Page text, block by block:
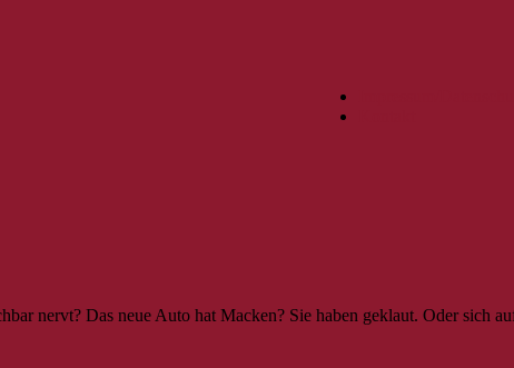
nervt? Das neue Auto hat Macken? Sie haben geklaut. Oder sich